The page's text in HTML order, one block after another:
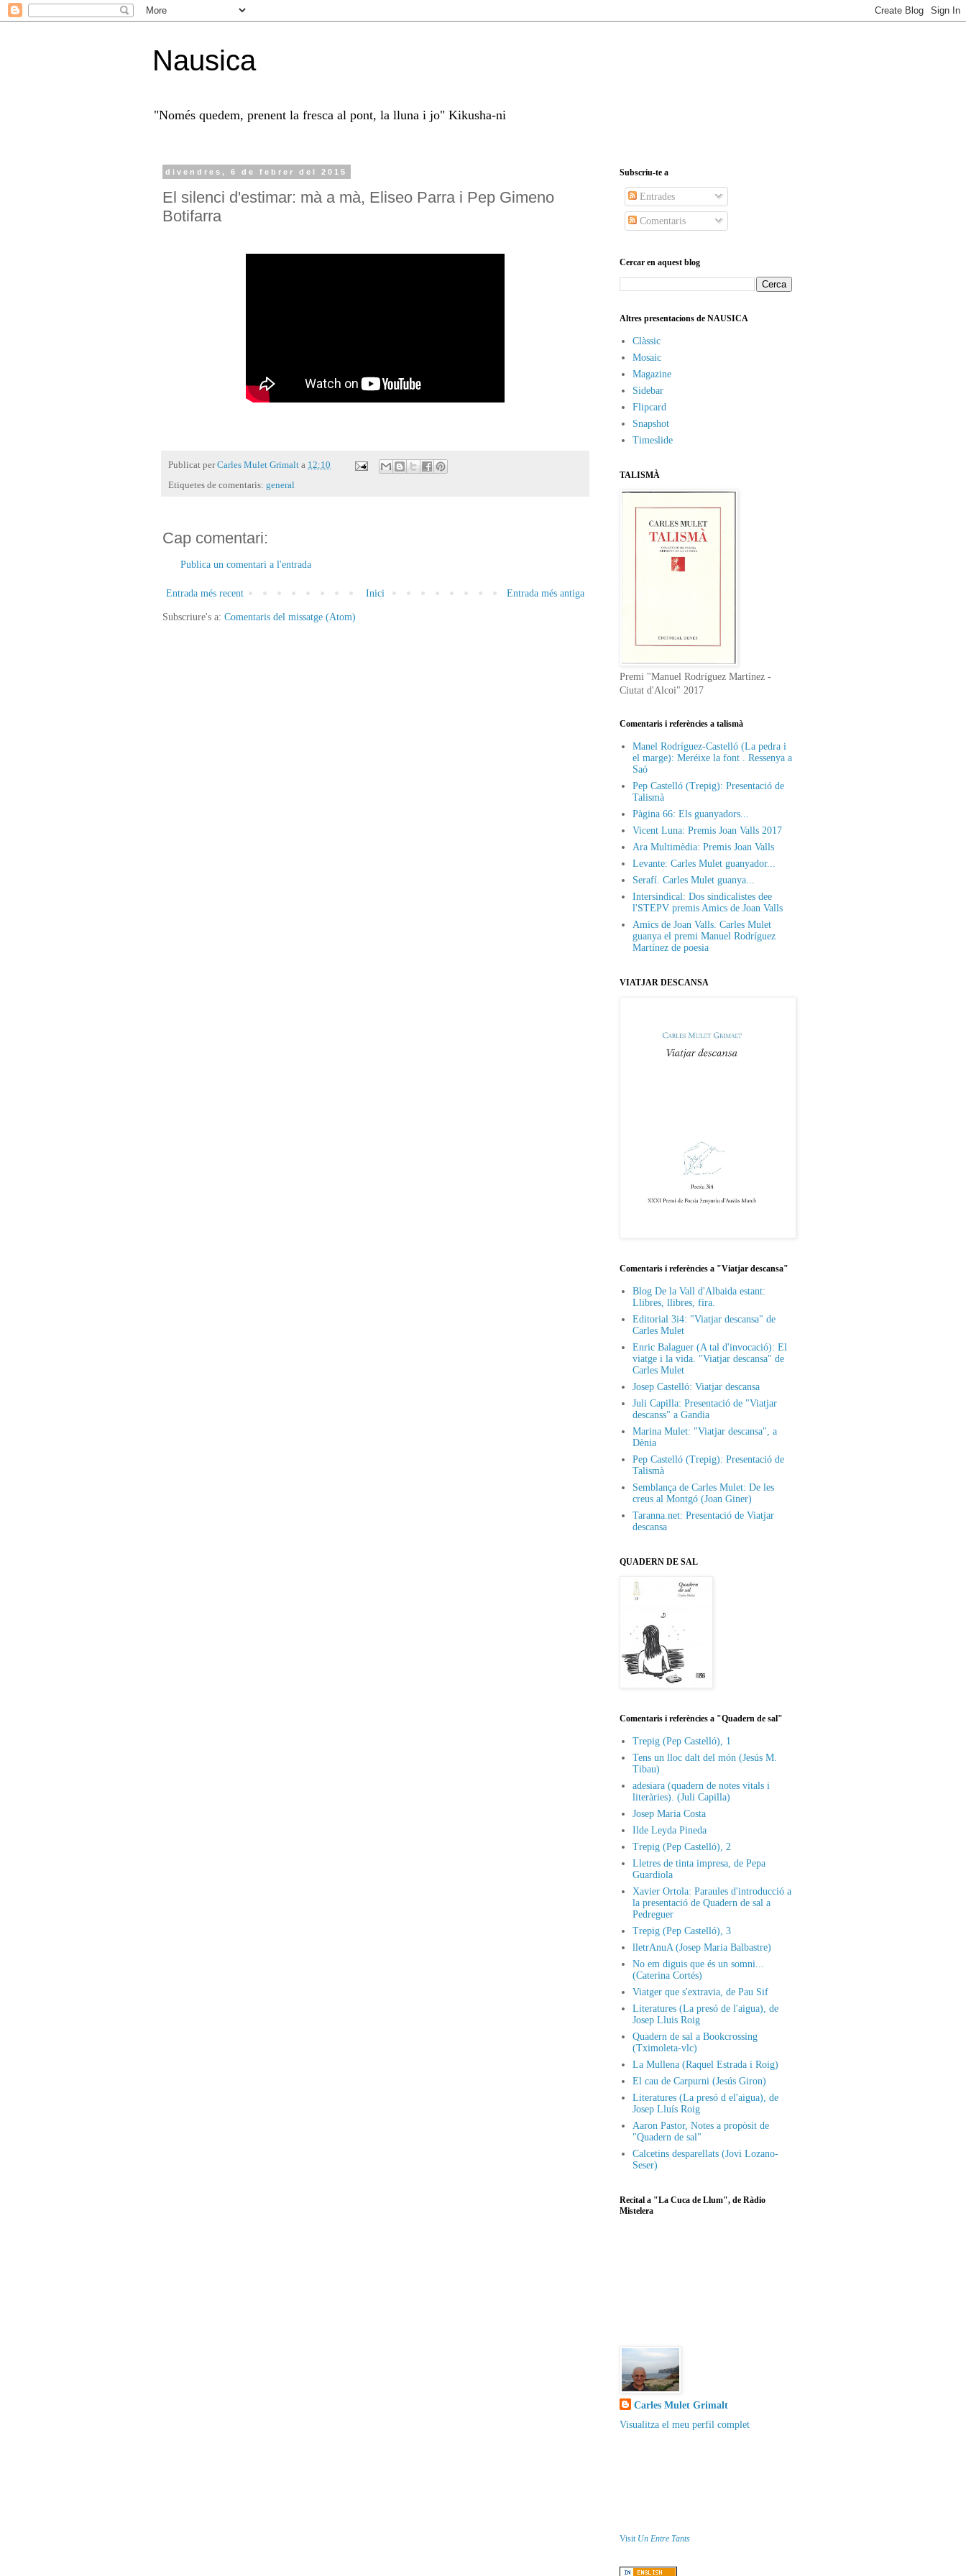
Nausica
"Només quedem, prenent la fresca al pont, la lluna i jo" Kikusha-ni
divendres, 6 de febrer del 2015
El silenci d'estimar: mà a mà, Eliseo Parra i Pep Gimeno
Botifarra
Publicat perCarles Mulet Grimalt a 12:10
Etiquetes de comentaris: general
Cap comentari:
Publica un comentari a l'entrada
Entrada més recent Entrada més antiga
Inici
Subscriure's a: Comentaris del missatge (Atom)
Subscriu-te a
Entrades
Comentaris
Cercar en aquest blog
Altres presentacions de NAUSICA
Clàssic
Mosaic
Magazine
Sidebar
Flipcard
Snapshot
Timeslide
TALISMÀ
Premi "Manuel Rodríguez Martínez -
Ciutat d'Alcoi" 2017
Comentaris i referències a talismà
Manel Rodríguez-Castelló (La pedra i
el marge): Meréixe la font . Ressenya a
Saó
Pep Castelló (Trepig): Presentació de
Talismà
Pàgina 66: Els guanyadors...
Vicent Luna: Premis Joan Valls 2017
Ara Multimèdia: Premis Joan Valls
Levante: Carles Mulet guanyador...
Serafí. Carles Mulet guanya...
Intersindical: Dos sindicalistes dee
l'STEPV premis Amics de Joan Valls
Amics de Joan Valls. Carles Mulet
guanya el premi Manuel Rodríguez
Martínez de poesia
VIATJAR DESCANSA
Comentaris i referències a "Viatjar descansa"
Blog De la Vall d'Albaida estant:
Llibres, llibres, fira.
Editorial 3i4: "Viatjar descansa" de
Carles Mulet
Enric Balaguer (A tal d'invocació): El
viatge i la vida. "Viatjar descansa" de
Carles Mulet
Josep Castelló: Viatjar descansa
Juli Capilla: Presentació de "Viatjar
descanss" a Gandia
Marina Mulet: "Viatjar descansa", a
Dènia
Pep Castelló (Trepig): Presentació de
Talismà
Semblança de Carles Mulet: De les
creus al Montgó (Joan Giner)
Taranna.net: Presentació de Viatjar
descansa
QUADERN DE SAL
Comentaris i referències a "Quadern de sal"
Trepig (Pep Castelló), 1
Tens un lloc dalt del món (Jesús M.
Tibau)
adesiara (quadern de notes vitals i
literàries). (Juli Capilla)
Josep Maria Costa
Ilde Leyda Pineda
Trepig (Pep Castelló), 2
Lletres de tinta impresa, de Pepa
Guardiola
Xavier Ortola: Paraules d'introducció a
la presentació de Quadern de sal a
Pedreguer
Trepig (Pep Castelló), 3
lletrAnuA (Josep Maria Balbastre)
No em diguis que és un somni...
(Caterina Cortés)
Viatger que s'extravia, de Pau Sif
Literatures (La presó de l'aigua), de
Josep Lluis Roig
Quadern de sal a Bookcrossing
(Tximoleta-vlc)
La Mullena (Raquel Estrada i Roig)
El cau de Carpurni (Jesús Giron)
Literatures (La presó d el'aigua), de
Josep Lluís Roig
Aaron Pastor, Notes a propòsit de
"Quadern de sal"
Calcetins desparellats (Jovi Lozano-
Seser)
Recital a "La Cuca de Llum", de Ràdio
Mistelera
Carles Mulet Grimalt
Visualitza el meu perfil complet
Visit Un Entre Tants